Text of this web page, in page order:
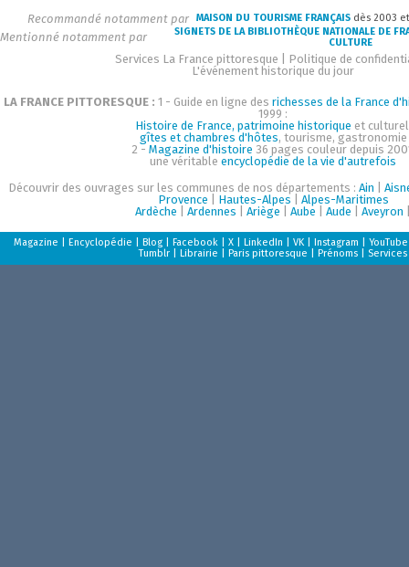
Recommandé notamment par MAISON DU TOURISME FRANÇAIS dès 2003
Mentionné notamment par
SIGNETS DE LA BIBLIOTHÈQUE NATIONALE DE
CULTURE
Services La France pittoresque
Politique de
L'événement historique du jour
LA FRANCE PITTORESQUE : 1 - Guide en ligne des richesses de la France
1999 :
Histoire de France, patrimoine historique et
gîtes et chambres d'hôtes, tourisme, gastronomie
2 - Magazine d'histoire 36 pages couleur depuis
une véritableencyclopédie de la vie d'autrefois
Découvrir des ouvrages sur les communes de nos départements :Ain |
Provence
Hautes-Alpes
Alpes-Maritimes
Ardèche |Ardennes |Ariège |Aube |Aude |Aveyron
Magazine |Encyclopédie |Blog |Facebook |X |LinkedIn |VK |Instagram |YouTube
Tumblr |Librairie |Paris pittoresque |Prénoms Services